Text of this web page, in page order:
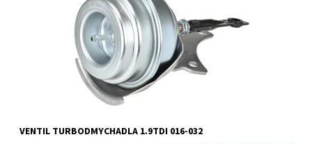
Skladem
789
Jrone
2 roky
VENTIL TURBODMYCHADLA 1.9TDI 016-032